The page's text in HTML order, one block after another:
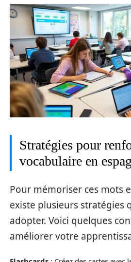
Stratégies pour
vocabulaire en
Pour mémoriser ces mots
existe plusieurs stratégies
adopter. Voici quelques
améliorer votre